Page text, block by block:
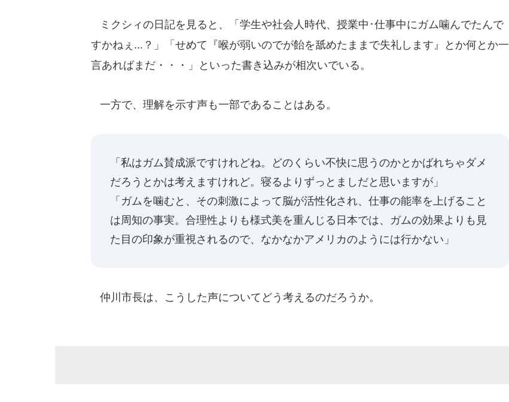
ミクシィの日記を見ると、「学生や社会人時代、授業中･仕事中にガム噛んでたんで
すかねぇ…？」「せめて『喉が弱いのでが飴を舐めたままで失礼します』とか何とか一
言あればまだ・・・」といった書き込みが相次いでいる。
一方で、理解を示す声も一部であることはある。
「私はガム賛成派ですけれどね。どのくらい不快に思うのかとかばれちゃダメ
だろうとかは考えますけれど。寝るよりずっとましだと思いますが」
「ガムを噛むと、その刺激によって脳が活性化され、仕事の能率を上げること
は周知の事実。合理性よりも様式美を重んじる日本では、ガムの効果よりも見
た目の印象が重視されるので、なかなかアメリカのようには行かない」
仲川市長は、こうした声についてどう考えるのだろうか。